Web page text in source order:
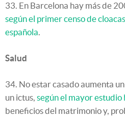
33. En Barcelona hay más de
según el primer censo de
española.
Salud
34. No estar casado aumenta
un ictus, según el mayor estudio
beneficios del matrimonio y,